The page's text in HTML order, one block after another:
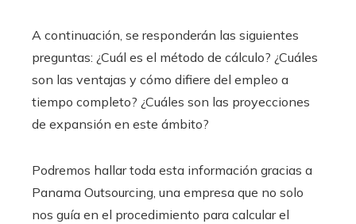
A continuación, se responderán las siguientes
preguntas: ¿Cuál es el método de cálculo? ¿Cuáles
son las ventajas y cómo difiere del empleo a
tiempo completo? ¿Cuáles son las proyecciones
de expansión en este ámbito?
Podremos hallar toda esta información gracias a
Panama Outsourcing, una empresa que no solo
nos guía en el procedimiento para calcular el